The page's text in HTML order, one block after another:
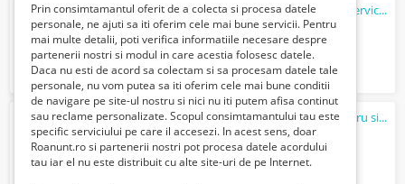
Reparatii laptop Bucuresti la domiciliu - Service PC - Instalare Windows 11
100 Lei
Ceas de perete cu afisaj digital, termometru si calendar
150 Lei
Prin consimtamantul oferit de a colecta si procesa datele
personale, ne ajuti sa iti oferim cele mai bune servicii. Pentru
mai multe detalii, poti verifica informatiile necesare despre
partenerii nostri si modul in care acestia folosesc datele.
Daca nu esti de acord sa colectam si sa procesam datele tale
personale, nu vom putea sa iti oferim cele mai bune conditii
de navigare pe site-ul nostru si nici nu iti putem afisa continut
sau reclame personalizate. Scopul consimtamantului tau este
specific serviciului pe care il accesezi. In acest sens, doar
Roanunt.ro si partenerii nostri pot procesa datele acordului
tau iar el nu este distribuit cu alte site-uri de pe Internet.